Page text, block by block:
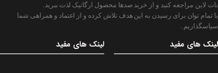
نات لاین مراجعه کنید و از خرید صدها محصول ارگانیک لذت ببرید.
با تمام توان برای رسیدن به این هدف تلاش کرده و از اعتماد و همراهی شما
سپاسگذاریم .
لینک های مفید لینک های مفید